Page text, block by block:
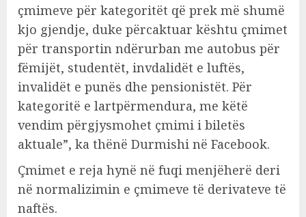
çmimeve për kategoritët që prek më shumë
kjo gjendje, duke përcaktuar kështu çmimet
për transportin ndërurban me autobus për
fëmijët, studentët, invdalidët e luftës,
invalidët e punës dhe pensionistët. Për
kategoritë e lartpërmendura, me këtë
vendim përgjysmohet çmimi i biletës
aktuale”, ka thënë Durmishi në Facebook.
Çmimet e reja hynë në fuqi menjëherë deri
në normalizimin e çmimeve të derivateve të
naftës.